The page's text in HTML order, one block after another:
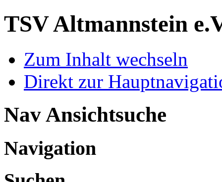
TSV Altmannstein
Zum Inhalt wechseln
Direkt zur
Nav Ansichtsuche
Navigation